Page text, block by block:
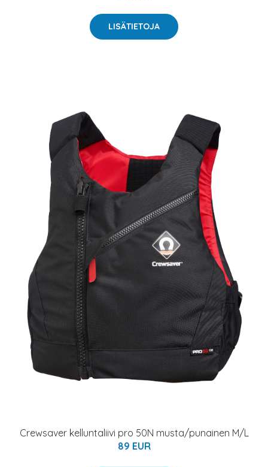
LISÄTIETOJA
Crewsaver kelluntaliivi pro 50N musta/punainen M/L
89 EUR